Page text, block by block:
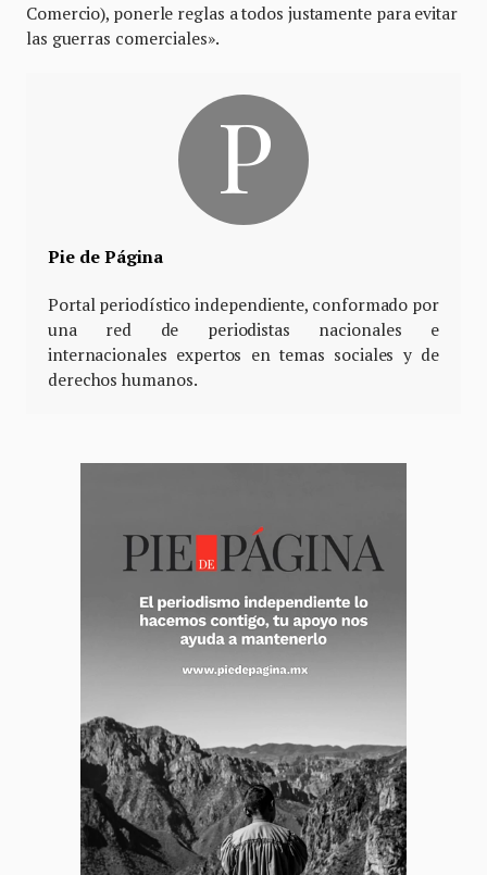
Comercio), ponerle reglas a todos justamente para evitar
las guerras comerciales».
Pie de Página
Portal periodístico independiente, conformado por
una red de periodistas nacionales e
internacionales expertos en temas sociales y de
derechos humanos.